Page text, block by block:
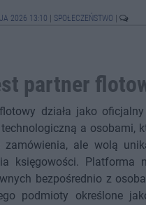
2026 13:10 SPOŁECZEŃSTWO
partner
działa jako
a osobami,
zamówienia, ale wolą
księgowości. Platforma
bezpośrednio z
podmioty określone